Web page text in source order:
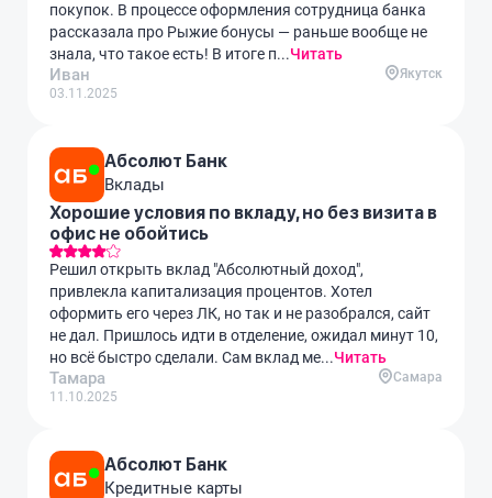
покупок. В процессе оформления сотрудница банка
рассказала про Рыжие бонусы — раньше вообще не
знала, что такое есть! В итоге п...Читать
Иван
03.11.2025
Якутск
Абсолют Банк
Вклады
Хорошие условия по вкладу, но без визита в
офис не обойтись
Решил открыть вклад "Абсолютный доход",
привлекла капитализация процентов. Хотел
оформить его через ЛК, но так и не разобрался, сайт
не дал. Пришлось идти в отделение, ожидал минут 10,
но всё быстро сделали. Сам вклад ме...Читать
Тамара
11.10.2025
Самара
Абсолют Банк
Кредитные карты